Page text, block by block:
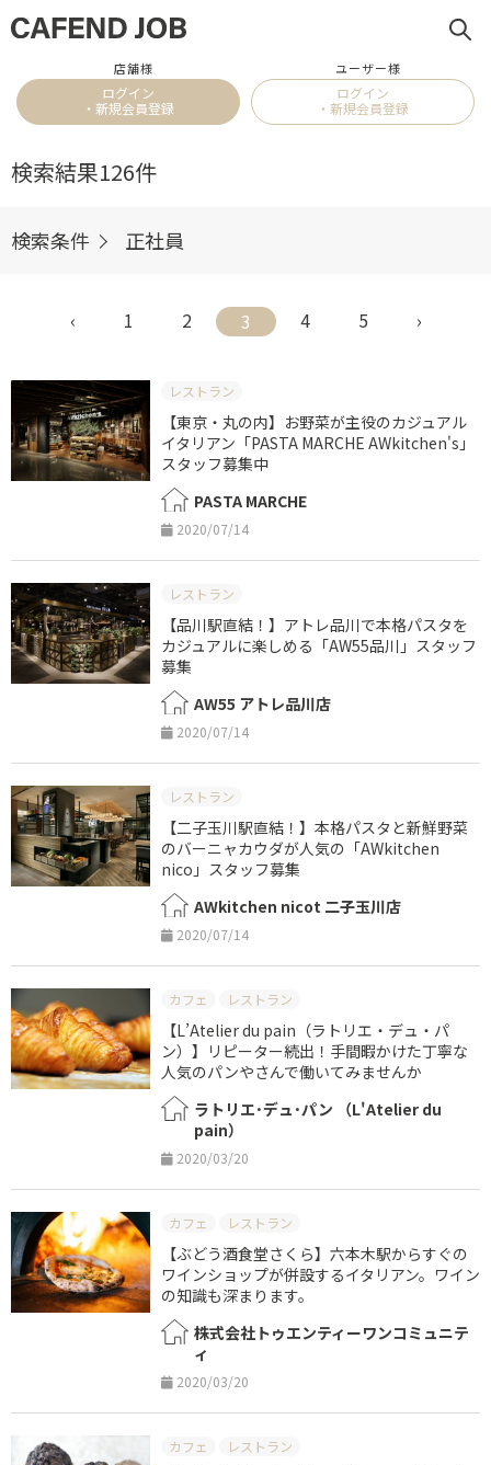
店舗様
ログイン
・新規会員登録
ユーザー様
ログイン
・新規会員登録
検索結果126件
検索条件 正社員
‹ 1 2 3 4 5 ›
レストラン
【東京・丸の内】お野菜が主役のカジュアル
イタリアン「PASTA MARCHE AWkitchen's」
スタッフ募集中
PASTA MARCHE
2020/07/14
レストラン
【品川駅直結！】アトレ品川で本格パスタを
カジュアルに楽しめる「AW55品川」スタッフ
募集
AW55 アトレ品川店
2020/07/14
レストラン
【二子玉川駅直結！】本格パスタと新鮮野菜
のバーニャカウダが人気の「AWkitchen
nico」スタッフ募集
AWkitchen nicot 二子玉川店
2020/07/14
カフェ レストラン
【L’Atelier du pain（ラトリエ・デュ・パ
ン）】リピーター続出！手間暇かけた丁寧な
人気のパンやさんで働いてみませんか
ラトリエ･デュ･パン （L'Atelier du
pain）
2020/03/20
カフェ レストラン
【ぶどう酒食堂さくら】六本木駅からすぐの
ワインショップが併設するイタリアン。ワイン
の知識も深まります。
株式会社トゥエンティーワンコミュニテ
ィ
2020/03/20
カフェ レストラン